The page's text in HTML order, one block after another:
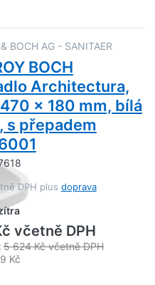
BOCH AG - SANITAER
BOCH
Architectura,
x 180 mm, bílá
s přepadem
DPH plus doprava
včetně DPH
5 624 Kč včetně DPH
Kč